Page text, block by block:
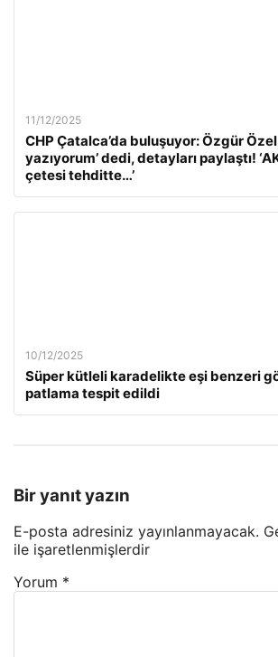
11/12/2025
CHP Çatalca’da buluşuyor: Özgür
yazıyorum’ dedi, detayları paylaştı!
çetesi tehditte…’
10/12/2025
Süper kütleli karadelikte eşi benzeri
patlama tespit edildi
Bir yanıt yazın
E-posta adresiniz yayınlanmayacak.
ile işaretlenmişlerdir
Yorum *